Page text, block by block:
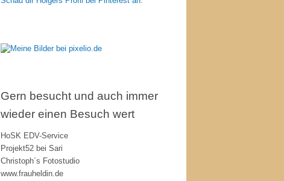
Gern besucht und auch immer
wieder einen Besuch wert
HoSK EDV-Service
Projekt52 bei Sari
Christoph´s Fotostudio
www.frauheldin.de